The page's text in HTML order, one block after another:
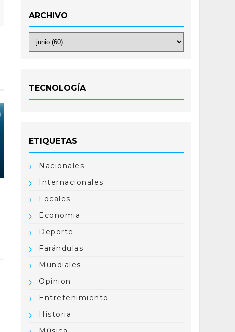
ARCHIVO
TECNOLOGÍA
ETIQUETAS
Nacionales
Internacionales
Locales
Economia
Deporte
Farándulas
Mundiales
Opinion
Entretenimiento
Historia